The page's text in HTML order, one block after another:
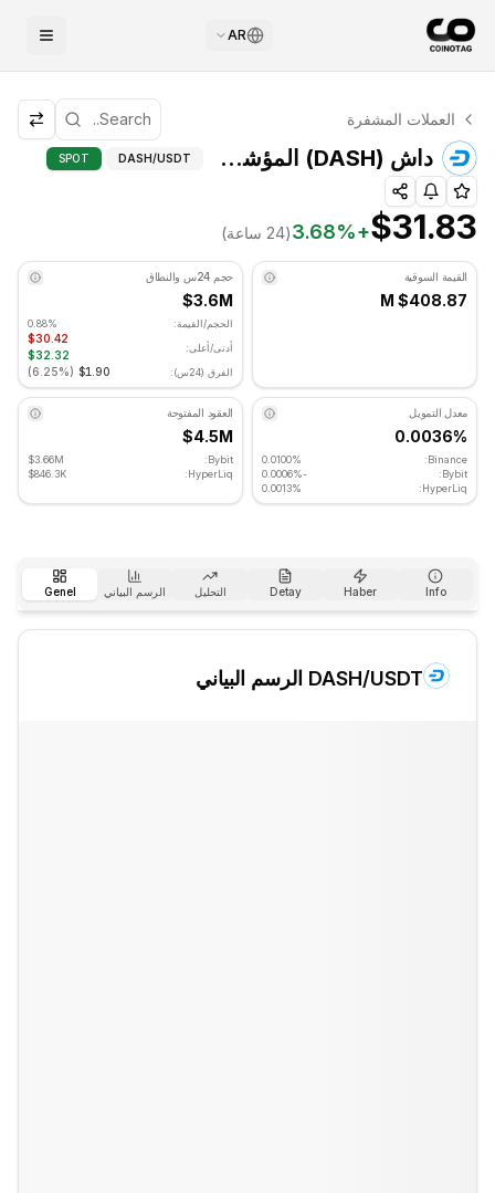
AR
التحليل الفني لـ داش
داش يتم تداوله حاليًا عند $31.83. مؤشر RSI عند 47.62 في المنطقة المحايدة. الاتجاه اليومي هبوطي. مستوى الدعم الرئيسي: $30.8133, مستوى المقاومة: $32.7133.
العملات المشفرة
داش (DASH) المؤشرات الفنية داش (DASH) المؤشرات الفنية - COINOTAG
DASH/USDT
SPOT
$31.83
+
3.68% (24 ساعة)
القيمة السوقية
$408.87 M
حجم 24س والنطاق
$3.6M
الحجم/القيمة:
0.88%
أدنى/أعلى:
$30.42
$32.32
الفرق (24س): $1.90
(
6.25%
)
معدل التمويل
0.0036%
Binance:
0.0100%
Bybit:
-0.0006%
HyperLiq:
0.0013%
العقود المفتوحة
$4.5M
Bybit:
$3.66M
HyperLiq:
$846.3K
Genel الرسم البياني التحليل Detay Haber Info
DASH/USDT الرسم البياني